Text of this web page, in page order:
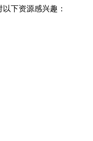
下资源感兴趣：